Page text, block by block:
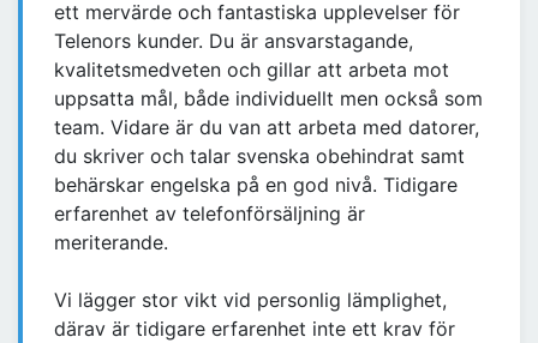
ett mervärde och fantastiska upplevelser för
Telenors kunder. Du är ansvarstagande,
kvalitetsmedveten och gillar att arbeta mot
uppsatta mål, både individuellt men också som
team. Vidare är du van att arbeta med datorer,
du skriver och talar svenska obehindrat samt
behärskar engelska på en god nivå. Tidigare
erfarenhet av telefonförsäljning är
meriterande.
Vi lägger stor vikt vid personlig lämplighet,
därav är tidigare erfarenhet inte ett krav för